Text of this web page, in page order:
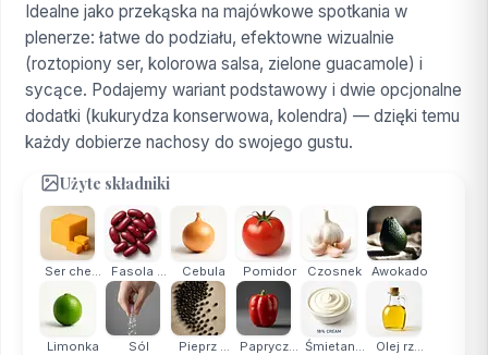
Idealne jako przekąska na majówkowe spotkania w
plenerze: łatwe do podziału, efektowne wizualnie
(roztopiony ser, kolorowa salsa, zielone guacamole) i
sycące. Podajemy wariant podstawowy i dwie opcjonalne
dodatki (kukurydza konserwowa, kolendra) — dzięki temu
każdy dobierze nachosy do swojego gustu.
Użyte składniki
Ser che... Fasola ... Cebula Pomidor Czosnek Awokado
Limonka Sól Pieprz ... Paprycz... Śmietan... Olej rz...